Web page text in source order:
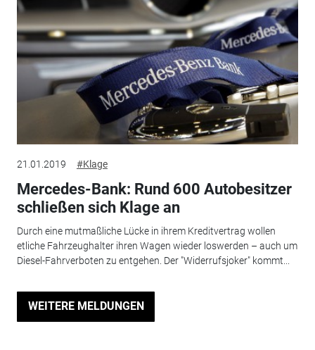
21.01.2019 #Klage
Mercedes-Bank: Rund 600 Autobesitzer
schließen sich Klage an
Durch eine mutmaßliche Lücke in ihrem Kreditvertrag wollen
etliche Fahrzeughalter ihren Wagen wieder loswerden – auch um
Diesel-Fahrverboten zu entgehen. Der "Widerrufsjoker" kommt...
WEITERE MELDUNGEN